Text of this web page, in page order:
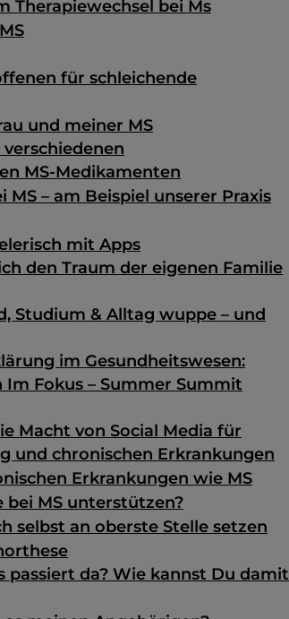
Therapiewechsel bei Ms
für schleichende
und meiner MS
MS-Medikamenten
– am Beispiel unserer Praxis
mit Apps
den Traum der eigenen Familie
Studium & Alltag wuppe – und
im Gesundheitswesen:
Fokus – Summer Summit
Macht von Social Media für
und chronischen Erkrankungen
Erkrankungen wie MS
bei MS unterstützen?
selbst an oberste Stelle setzen
passiert da? Wie kannst Du damit